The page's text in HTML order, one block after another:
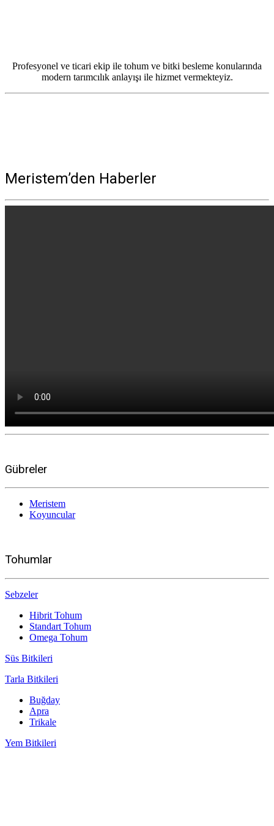
Profesyonel ve ticari ekip ile tohum ve bitki besleme konularında
modern tarımcılık anlayışı ile hizmet vermekteyiz.
Meristem’den Haberler
Gübreler
Meristem
Koyuncular
Tohumlar
Sebzeler
Hibrit Tohum
Standart Tohum
Omega Tohum
Süs Bitkileri
Tarla Bitkileri
Buğday
Apra
Trikale
Yem Bitkileri